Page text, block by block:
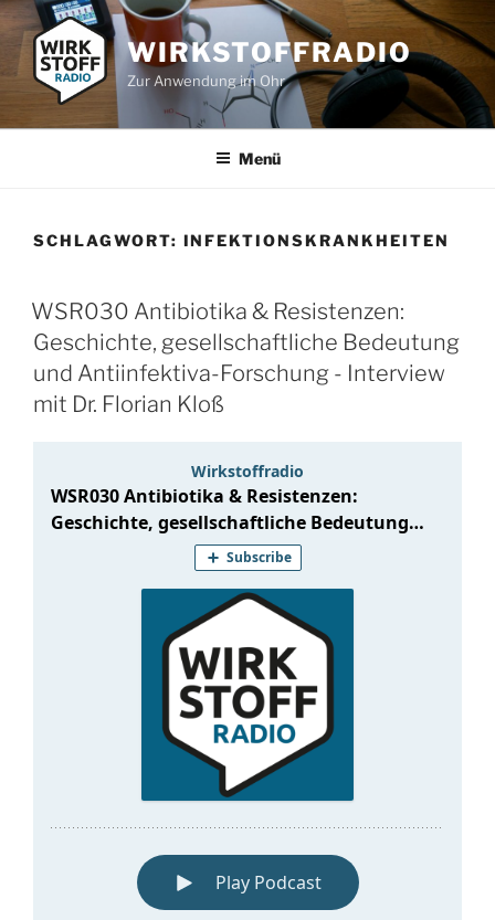
Zum
Inhalt
springen
WIRKSTOFFRADIO
Zur Anwendung im Ohr
Menü
SCHLAGWORT: INFEKTIONSKRANKHEITEN
WSR030 Antibiotika & Resistenzen:
Geschichte, gesellschaftliche Bedeutung
und Antiinfektiva-Forschung - Interview
mit Dr. Florian Kloß